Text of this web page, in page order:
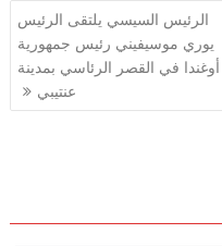
الرئيس السيسي يلتقى الرئيس
يوري موسيفيني رئيس جمهورية
أوغندا في القصر الرئاسي بمدينة
عنتيبي